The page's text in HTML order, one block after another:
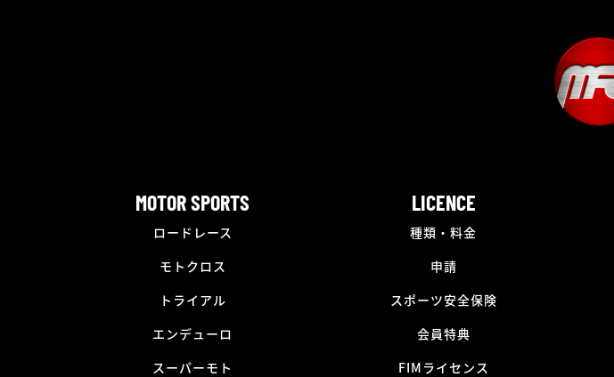
MOTOR SPORTS
ロードレース
モトクロス
トライアル
エンデューロ
スーパーモト
LICENCE
種類・料金
申請
スポーツ安全保険
会員特典
FIMライセンス